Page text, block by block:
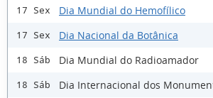
17 Sex Dia Mundial do Hemofílico
17 Sex Dia Nacional da Botânica
18 Sáb Dia Mundial do Radioamador
18 Sáb Dia Internacional dos